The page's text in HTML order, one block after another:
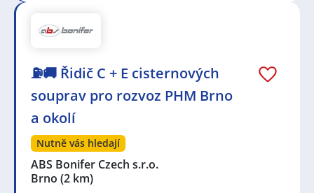
⛽🚚 Řidič C + E cisternových
souprav pro rozvoz PHM Brno
a okolí
Nutně vás hledají
ABS Bonifer Czech s.r.o.
Brno (2 km)